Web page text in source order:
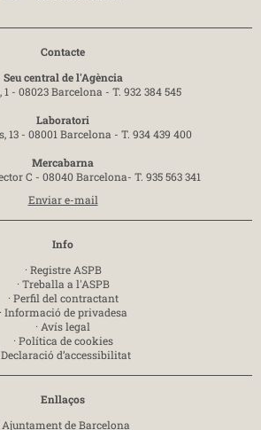
Contacte
Seu central de l'Agència
1 - 08023 Barcelona - T. 932 384 545
Laboratori
13 - 08001 Barcelona - T. 934 439 400
Mercabarna
C - 08040 Barcelona- T. 935 563 341
Enviar e-mail
Info
· Registre ASPB
· Treballa a l'ASPB
· Perfil del contractant
· Informació de privadesa
· Avís legal
· Política de cookies
Declaració d’accessibilitat
Enllaços
Ajuntament de Barcelona